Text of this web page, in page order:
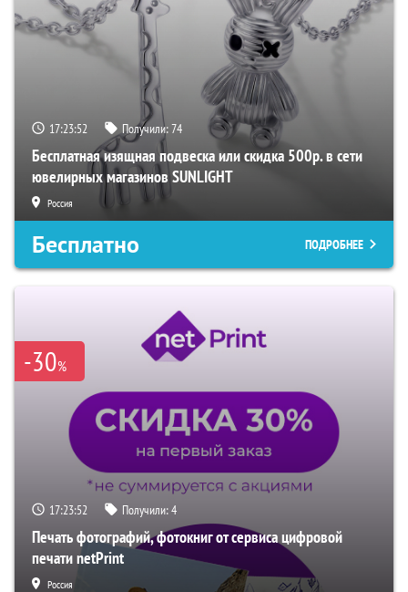
17:23:52 Получили:74
Бесплатная изящная подвеска или скидка 500р. в сети
ювелирных магазинов SUNLIGHT
Россия
Бесплатно ПОДРОБНЕЕ
-30%
17:23:52 Получили:4
Печать фотографий, фотокниг от сервиса цифровой
печати netPrint
Россия